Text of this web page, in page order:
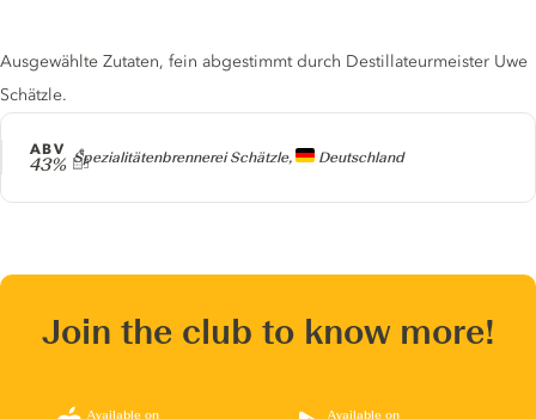
Producer
Spezialitätenbrennerei Schätzle, Deutschland
ABV
43%
Gin description
Ausgewählte Zutaten, fein abgestimmt durch Destillateurmeister Uwe
Schätzle.
Join the club to know more!
Available on Available on